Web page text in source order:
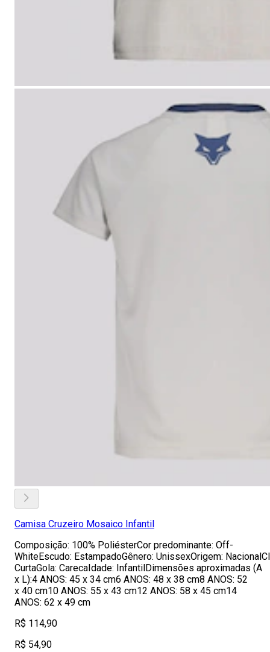
Camisa Cruzeiro Mosaico Infantil
Composição: 100% PoliésterCor predominante: Off-
WhiteEscudo: EstampadoGênero: UnissexOrigem:
CurtaGola: CarecaIdade: InfantilDimensões aproximadas (A
x L):4 ANOS: 45 x 34 cm6 ANOS: 48 x 38 cm8 ANOS: 52
x 40 cm10 ANOS: 55 x 43 cm12 ANOS: 58 x 45 cm14
ANOS: 62 x 49 cm
R$ 114,90
R$ 54,90